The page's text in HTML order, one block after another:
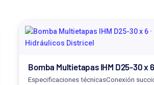
Bomba Multietapas IHM D25-30 x 6
Especificaciones técnicasConexión